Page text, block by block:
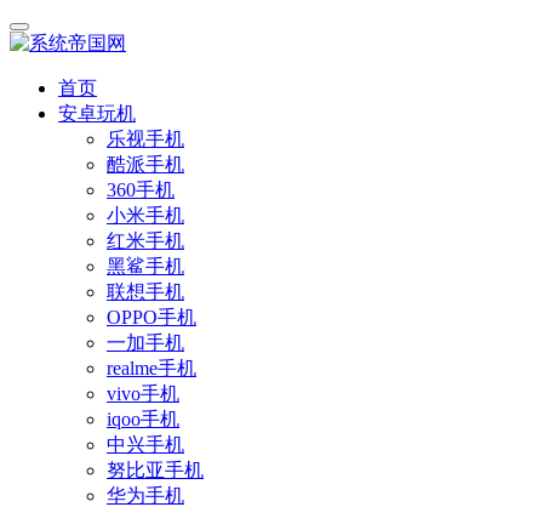
首页
安卓玩机
乐视手机
酷派手机
360手机
小米手机
红米手机
黑鲨手机
联想手机
OPPO手机
一加手机
realme手机
vivo手机
iqoo手机
中兴手机
努比亚手机
华为手机